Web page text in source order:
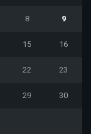
8 9
15 16
22 23
29 30